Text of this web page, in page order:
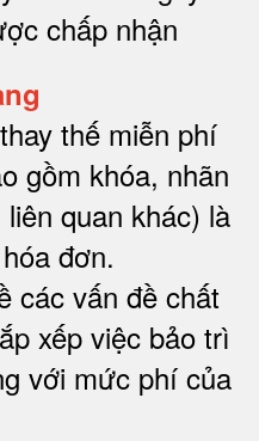
chấp nhận
thế miễn phí
gồm khóa, nhãn
quan khác) là
đơn.
các vấn đề chất
xếp việc bảo trì
với mức phí của